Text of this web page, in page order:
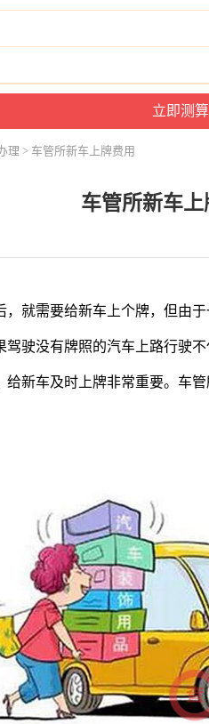
理 > 车管所新车上牌费用
车管所新车上
，就需要给新车上个牌，但由
驾驶没有牌照的汽车上路行驶
给新车及时上牌非常重要。车